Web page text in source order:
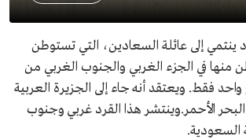
ينتمي إلى عائلة السعادين، التي تستوطن
منها في الجزء الغربي والجنوب الغربي من
واحد فقط. ويعتقد أنه جاء إلى الجزيرة العربية
الأحمر.وينتشر هذا القرد غربي وجنوب
السعودية.